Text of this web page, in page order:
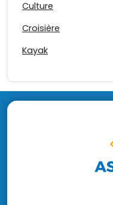
Culture
Croisière
Kayak